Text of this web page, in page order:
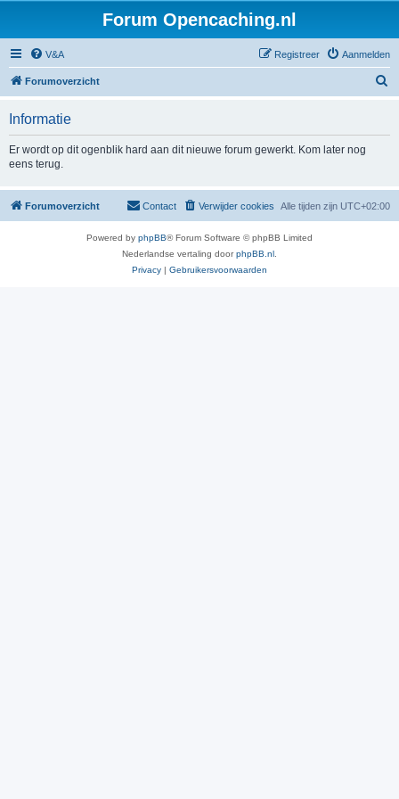
Forum Opencaching.nl
V&A Aanmelden
Registreer
Forumoverzicht
Informatie
Er wordt op dit ogenblik hard aan dit nieuwe forum gewerkt. Kom later nog
eens terug.
Forumoverzicht Alle tijden zijn UTC+02:00
Verwijder cookies
Contact
Powered by phpBB® Forum Software © phpBB Limited
Nederlandse vertaling doorphpBB.nl
Privacy | Gebruikersvoorwaarden